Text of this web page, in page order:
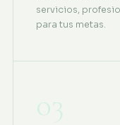
servicios,
para tus metas.
03